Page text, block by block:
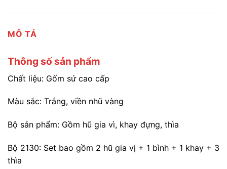
MÔ TẢ
Thông số sản phẩm
Chất liệu: Gốm sứ cao cấp
Màu sắc: Trắng, viền nhũ vàng
Bộ sản phẩm: Gồm hũ gia vì, khay đựng, thìa
Bộ 2130: Set bao gồm 2 hũ gia vị + 1 bình + 1 khay + 3
thìa